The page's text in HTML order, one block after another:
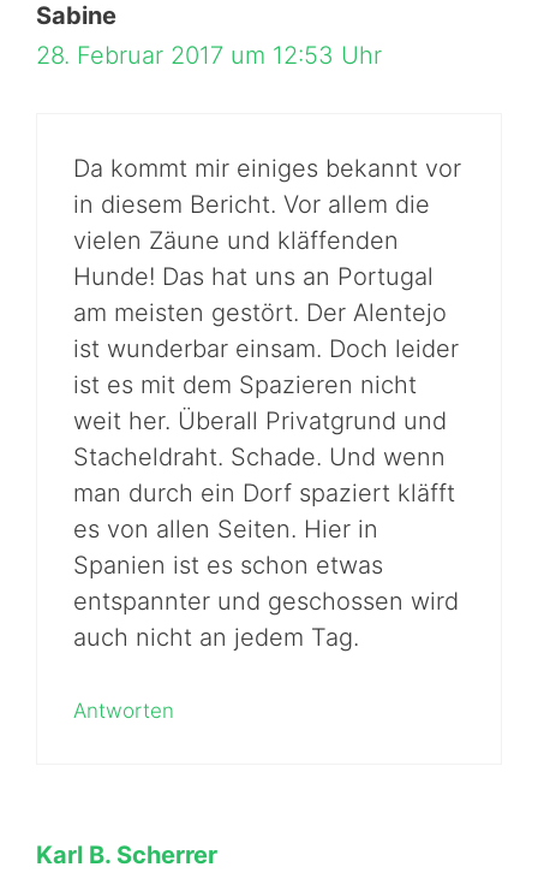
Sabine
28. Februar 2017 um 12:53 Uhr
Da kommt mir einiges bekannt vor
in diesem Bericht. Vor allem die
vielen Zäune und kläffenden
Hunde! Das hat uns an Portugal
am meisten gestört. Der Alentejo
ist wunderbar einsam. Doch leider
ist es mit dem Spazieren nicht
weit her. Überall Privatgrund und
Stacheldraht. Schade. Und wenn
man durch ein Dorf spaziert kläfft
es von allen Seiten. Hier in
Spanien ist es schon etwas
entspannter und geschossen wird
auch nicht an jedem Tag.
Antworten
Karl B. Scherrer